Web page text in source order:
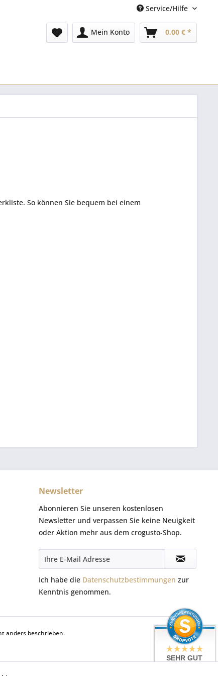
Service/Hilfe
Mein Konto 0,00 € *
So können Sie bequem bei einem
Newsletter
Abonnieren Sie unseren kostenlosen
Newsletter und verpassen Sie keine Neuigkeit
oder Aktion mehr aus dem crogusto-Shop.
Ich habe die Datenschutzbestimmungen zur
Kenntnis genommen.
anders beschrieben.
SEHR GUT